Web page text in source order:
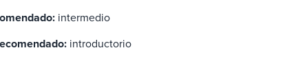
intermedio
introductorio